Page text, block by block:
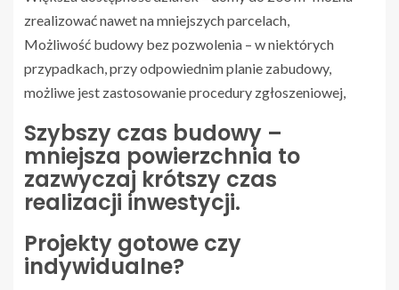
zrealizować nawet na mniejszych parcelach,
Możliwość budowy bez pozwolenia – w niektórych
przypadkach, przy odpowiednim planie zabudowy,
możliwe jest zastosowanie procedury zgłoszeniowej,
Szybszy czas budowy –
mniejsza powierzchnia to
zazwyczaj krótszy czas
realizacji inwestycji.
Projekty gotowe czy
indywidualne?